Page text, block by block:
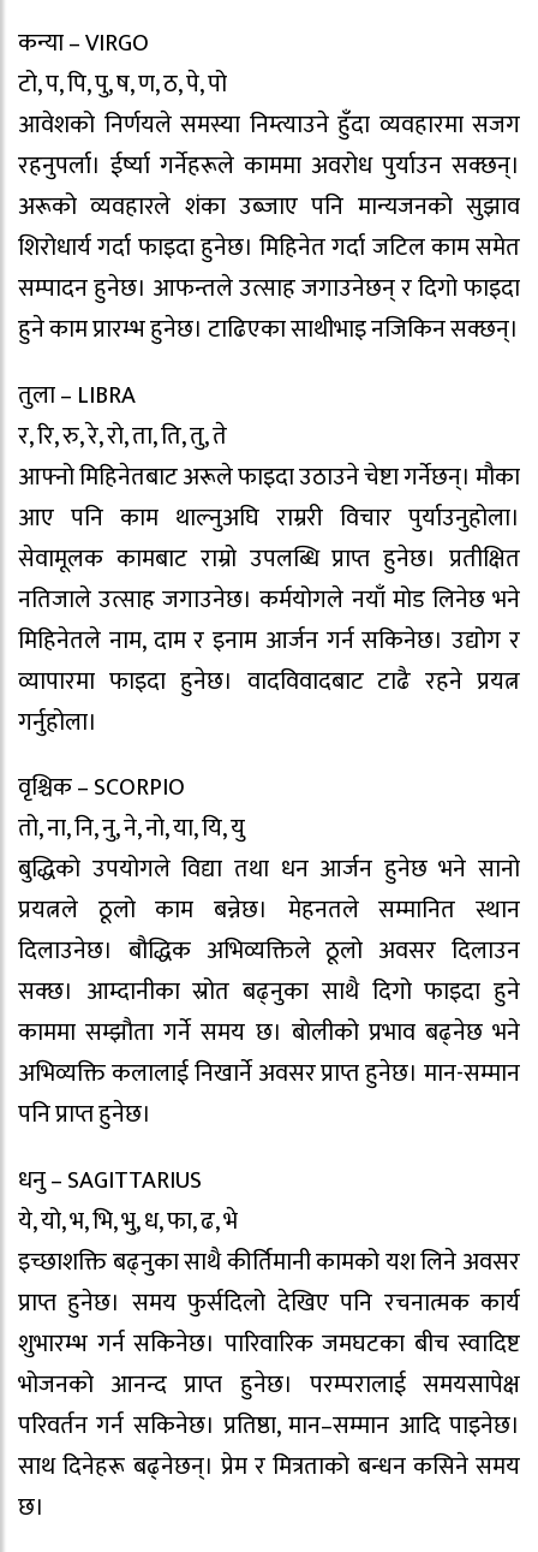
कन्या – VIRGO
टो, प, पि, पु, ष, ण, ठ, पे, पो
आवेशको निर्णयले समस्या निम्त्याउने हुँदा व्यवहारमा सजग
रहनुपर्ला। ईर्ष्या गर्नेहरूले काममा अवरोध पुर्याउन सक्छन्।
अरूको व्यवहारले शंका उब्जाए पनि मान्यजनको सुझाव
शिरोधार्य गर्दा फाइदा हुनेछ। मिहिनेत गर्दा जटिल काम समेत
सम्पादन हुनेछ। आफन्तले उत्साह जगाउनेछन् र दिगो फाइदा
हुने काम प्रारम्भ हुनेछ। टाढिएका साथीभाइ नजिकिन सक्छन्।
तुला – LIBRA
र, रि, रु, रे, रो, ता, ति, तु, ते
आफ्नो मिहिनेतबाट अरूले फाइदा उठाउने चेष्टा गर्नेछन्। मौका
आए पनि काम थाल्नुअघि राम्ररी विचार पुर्याउनुहोला।
सेवामूलक कामबाट राम्रो उपलब्धि प्राप्त हुनेछ। प्रतीक्षित
नतिजाले उत्साह जगाउनेछ। कर्मयोगले नयाँ मोड लिनेछ भने
मिहिनेतले नाम, दाम र इनाम आर्जन गर्न सकिनेछ। उद्योग र
व्यापारमा फाइदा हुनेछ। वादविवादबाट टाढै रहने प्रयत्न
गर्नुहोला।
वृश्चिक – SCORPIO
तो, ना, नि, नु, ने, नो, या, यि, यु
बुद्धिको उपयोगले विद्या तथा धन आर्जन हुनेछ भने सानो
प्रयत्नले ठूलो काम बन्नेछ। मेहनतले सम्मानित स्थान
दिलाउनेछ। बौद्धिक अभिव्यक्तिले ठूलो अवसर दिलाउन
सक्छ। आम्दानीका स्रोत बढ्नुका साथै दिगो फाइदा हुने
काममा सम्झौता गर्ने समय छ। बोलीको प्रभाव बढ्नेछ भने
अभिव्यक्ति कलालाई निखार्ने अवसर प्राप्त हुनेछ। मान-सम्मान
पनि प्राप्त हुनेछ।
धनु – SAGITTARIUS
ये, यो, भ, भि, भु, ध, फा, ढ, भे
इच्छाशक्ति बढ्नुका साथै कीर्तिमानी कामको यश लिने अवसर
प्राप्त हुनेछ। समय फुर्सदिलो देखिए पनि रचनात्मक कार्य
शुभारम्भ गर्न सकिनेछ। पारिवारिक जमघटका बीच स्वादिष्ट
भोजनको आनन्द प्राप्त हुनेछ। परम्परालाई समयसापेक्ष
परिवर्तन गर्न सकिनेछ। प्रतिष्ठा, मान–सम्मान आदि पाइनेछ।
साथ दिनेहरू बढ्नेछन्। प्रेम र मित्रताको बन्धन कसिने समय
छ।